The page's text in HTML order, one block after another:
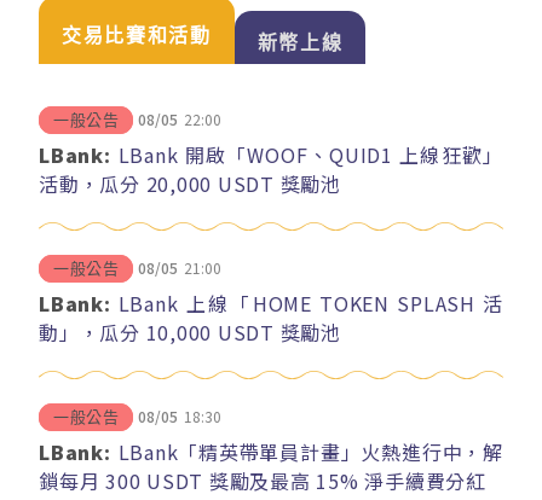
交易比賽和活動 新幣上線
一般公告 08/05 22:00
LBank: LBank 開啟「WOOF、QUID1 上線狂歡」
活動，瓜分 20,000 USDT 獎勵池
一般公告 08/05 21:00
LBank: LBank 上線「HOME TOKEN SPLASH 活
動」，瓜分 10,000 USDT 獎勵池
一般公告 08/05 18:30
LBank: LBank「精英帶單員計畫」火熱進行中，解
鎖每月 300 USDT 獎勵及最高 15% 淨手續費分紅